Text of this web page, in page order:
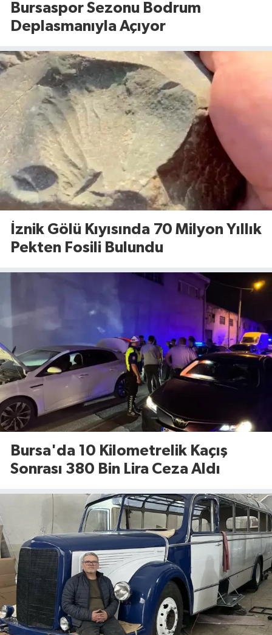
Bursaspor Sezonu Bodrum
Deplasmanıyla Açıyor
İznik Gölü Kıyısında 70 Milyon Yıllık
Pekten Fosili Bulundu
Bursa'da 10 Kilometrelik Kaçış
Sonrası 380 Bin Lira Ceza Aldı